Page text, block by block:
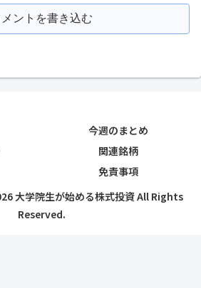
メントを書き込む
今週のまとめ
関連銘柄
免責事項
大学院生が始める株式投資 All Rights
Reserved.